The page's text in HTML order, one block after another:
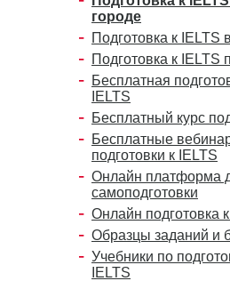
городе
Подготовка к IELTS
Подготовка к IELTS
Бесплатная
IELTS
Бесплатный курс
Бесплатные
подготовки к IELTS
Онлайн платформа
самоподготовки
Онлайн подготовка
Образцы заданий и
Учебники по
IELTS